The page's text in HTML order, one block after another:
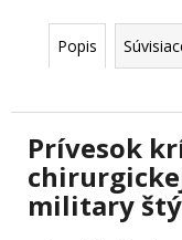
Popis
Prívesok
military
RETIAZKY
16,48